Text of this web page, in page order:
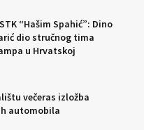
“Hašim Spahić”: Dino
dio stručnog tima
u Hrvatskoj
večeras izložba
automobila